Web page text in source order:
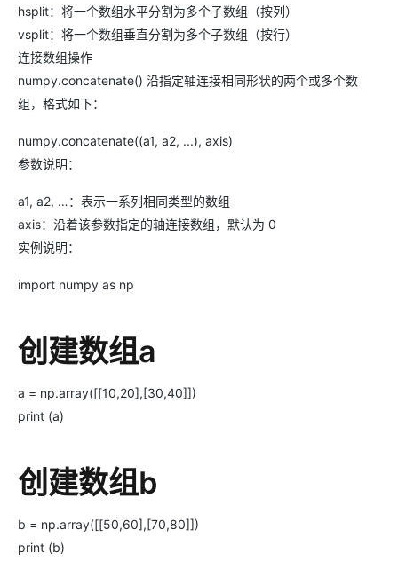
hsplit：将一个数组水平分割为多个子数组（按列）
vsplit：将一个数组垂直分割为多个子数组（按行）
连接数组操作
numpy.concatenate() 沿指定轴连接相同形状的两个或多个数
组，格式如下：
numpy.concatenate((a1, a2, ...), axis)
参数说明：
a1, a2, …：表示一系列相同类型的数组
axis：沿着该参数指定的轴连接数组，默认为 0
实例说明：
import numpy as np
创建数组a
a = np.array([[10,20],[30,40]])
print (a)
创建数组b
b = np.array([[50,60],[70,80]])
print (b)